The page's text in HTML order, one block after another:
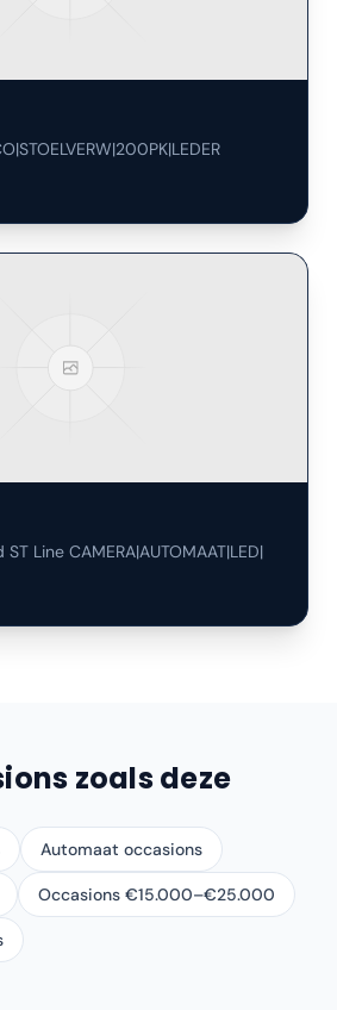
Line CAMERA|AUTOMAAT|LED|
zoals deze
Automaat occasions
Occasions €15.000–€25.000